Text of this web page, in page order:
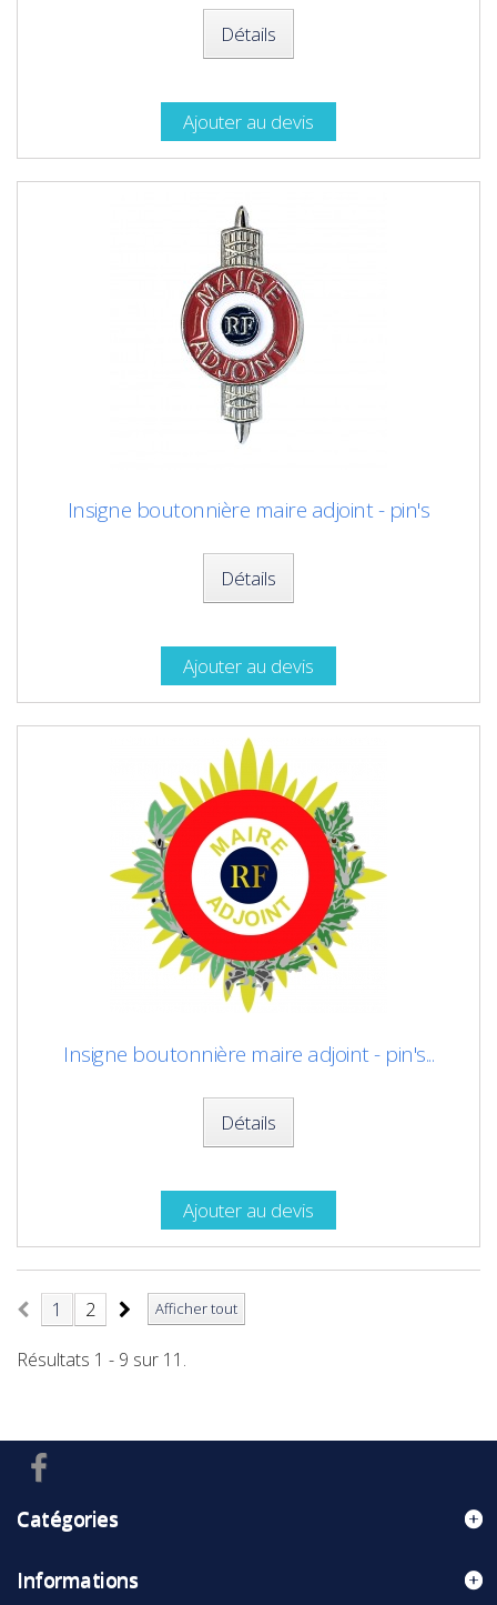
Détails
Ajouter au devis
Insigne boutonnière maire adjoint - pin's
Détails
Ajouter au devis
Insigne boutonnière maire adjoint - pin's...
Détails
Ajouter au devis
Afficher tout
1 2
Résultats 1 - 9 sur 11.
Catégories
Informations